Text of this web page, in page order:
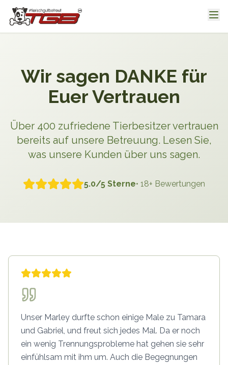
Wir sagen DANKE für
Euer Vertrauen
Über 400 zufriedene Tierbesitzer vertrauen
bereits auf unsere Betreuung. Lesen Sie,
was unsere Kunden über uns sagen.
5.0/5 Sterne• 18+ Bewertungen
Unser Marley durfte schon einige Male zu Tamara
und Gabriel, und freut sich jedes Mal. Da er noch
ein wenig Trennungsprobleme hat gehen sie sehr
einfühlsam mit ihm um. Auch die Begegnungen